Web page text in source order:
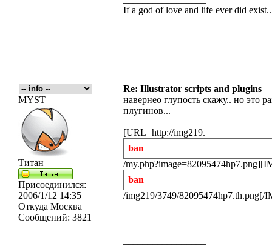
If a god of love and life ever did
Re: Illustrator scripts and plugins
MYST
Титан
Присоединился:
2006/1/12 14:35
Откуда Москва
Сообщений: 3821
навернео глупость скажу.. но это
плугинов...
[URL=http://img219.
ban
/
ban
/img219/3749/